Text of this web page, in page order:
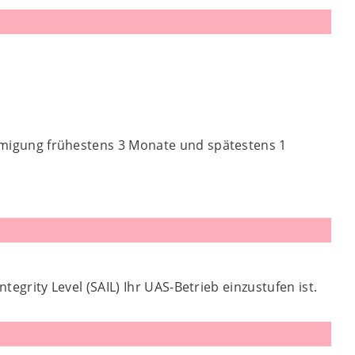
frühestens 3 Monate und spätestens 1
Level (SAIL) Ihr UAS-Betrieb einzustufen ist.